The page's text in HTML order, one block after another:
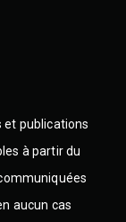
et publications
à partir du
aucun cas